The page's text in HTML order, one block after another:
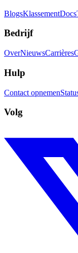
BlogsKlassementDocs
Bedrijf
OverNieuwsCarrières
Hulp
Contact opnemen
Volg